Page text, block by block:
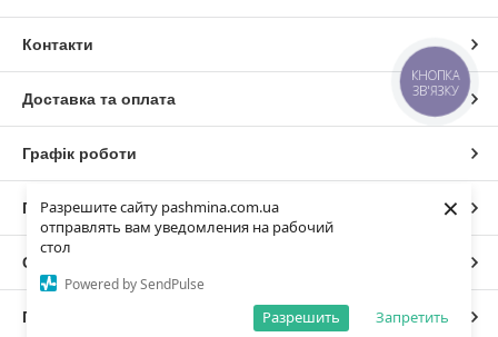
Разрешите сайту pashmina.com.ua
отправлять вам уведомления на рабочий
стол
Powered by SendPulse
Запретить
Разрешить
×
Контакти
Доставка та оплата
Графік роботи
Повна версія сайту
Сайт створено на маркетплейсі
Політика конфіденційності
КНОПКА
ЗВ'ЯЗКУ